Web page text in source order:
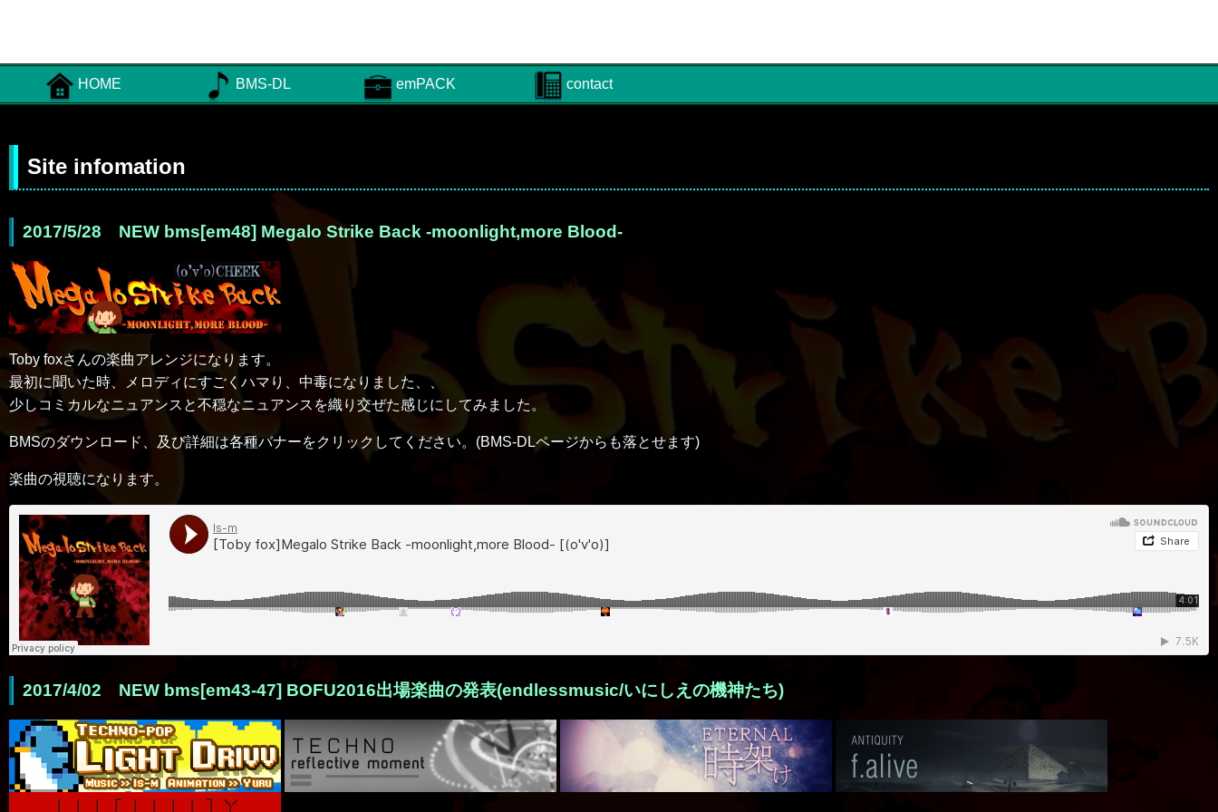
HOME BMS-DL emPACK contact
Site infomation
2017/5/28 NEW bms[em48] Megalo Strike Back -moonlight,more Blood-
Toby foxさんの楽曲アレンジになります。
最初に聞いた時、メロディにすごくハマり、中毒になりました、、
少しコミカルなニュアンスと不穏なニュアンスを織り交ぜた感じにしてみました。
BMSのダウンロード、及び詳細は各種バナーをクリックしてください。(BMS-DLページからも落とせます)
楽曲の視聴になります。
2017/4/02 NEW bms[em43-47] BOFU2016出場楽曲の発表(endlessmusic/いにしえの機神たち)